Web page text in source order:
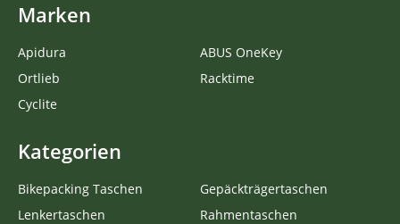
Marken
Apidura
Ortlieb
Cyclite
ABUS OneKey
Racktime
Kategorien
Bikepacking Taschen
Lenkertaschen
Gepäckträgertaschen
Rahmentaschen